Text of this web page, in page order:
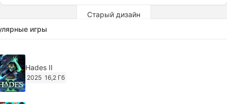
Старый дизайн
игры
Hades II
2025 16,2 Гб